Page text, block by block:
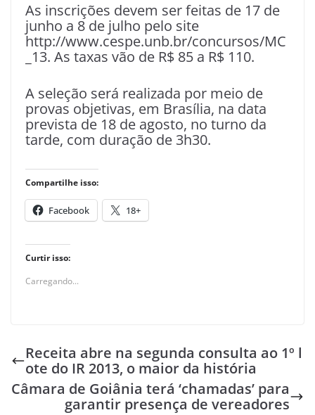
As inscrições devem ser feitas de 17 de
junho a 8 de julho pelo site
http://www.cespe.unb.br/concursos/MC
_13. As taxas vão de R$ 85 a R$ 110.
A seleção será realizada por meio de
provas objetivas, em Brasília, na data
prevista de 18 de agosto, no turno da
tarde, com duração de 3h30.
Compartilhe isso:
Facebook 18+
Curtir isso:
Carregando...
Receita abre na segunda consulta ao 1º l
ote do IR 2013, o maior da história
Câmara de Goiânia terá ‘chamadas’ para
garantir presença de vereadores